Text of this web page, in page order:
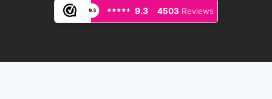
9.3 ⭑⭑⭑⭑⭑
⭑⭑⭑⭑⭑ 9.3 4503Reviews